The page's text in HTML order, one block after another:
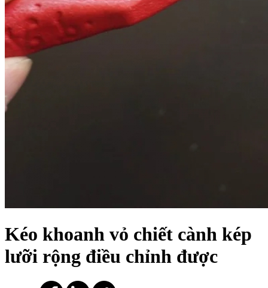
Kéo khoanh vỏ chiết cành kép
lưỡi rộng điều chỉnh được